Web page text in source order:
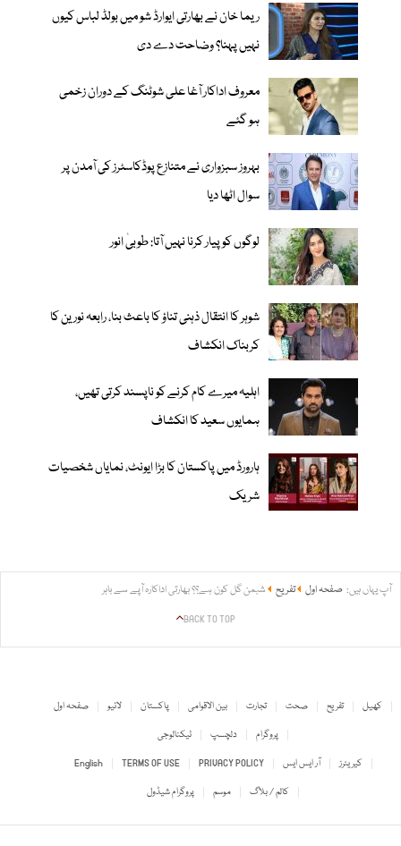
ریما خان نے بھارتی ایوارڈ شو میں بولڈ لباس کیوں
نہیں پہنا؟ وضاحت دے دی
معروف اداکار آغا علی شوٹنگ کے دوران زخمی
ہو گئے
بہروز سبزواری نے متنازع پوڈکاسٹرز کی آمدن پر
سوال اٹھا دیا
لوگوں کو پیار کرنا نہیں آتا: طوبیٰ انور
شوہر کا انتقال ذہنی تناؤ کا باعث بنا، رابعہ نورین کا
کربناک انکشاف
اہلیہ میرے کام کرنے کو ناپسند کرتی تھیں،
ہمایوں سعید کا انکشاف
ہارورڈ میں پاکستان کا بڑا ایونٹ، نمایاں شخصیات
شریک
آپ یہاں ہیں: صفحہ اول تفریح شبمن گل کون ہے؟؟ بھارتی اداکارہ آپے سے باہر
BACK TO TOP
صفحہ اول لائیو پاکستان بین الاقوامی تجارت صحت تفریح
کھیل
ٹیکنالوجی
دلچسپ
پروگرام
English
TERMS OF USE PRIVACY POLICY آر ایس ایس
کیریئرز
پروگرام شیڈول
موسم کالم / بلاگ